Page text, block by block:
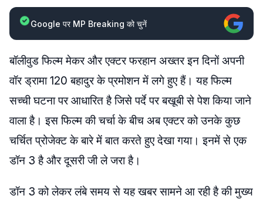
Google पर MP Breaking को चुनें
बॉलीवुड फिल्म मेकर और एक्टर फरहान अख्तर इन दिनों अपनी
वॉर ड्रामा 120 बहादुर के प्रमोशन में लगे हुए हैं। यह फिल्म
सच्ची घटना पर आधारित है जिसे पर्दे पर बखूबी से पेश किया जाने
वाला है। इस फिल्म की चर्चा के बीच अब एक्टर को उनके कुछ
चर्चित प्रोजेक्ट के बारे में बात करते हुए देखा गया। इनमें से एक
डॉन 3 है और दूसरी जी ले जरा है।
डॉन 3 को लेकर लंबे समय से यह खबर सामने आ रही है की मुख्य